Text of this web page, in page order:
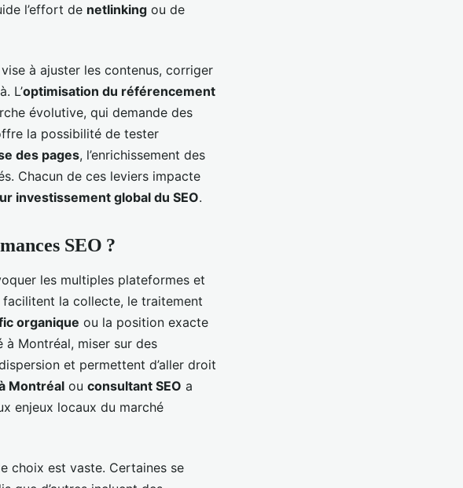
l’effort de netlinking ou de
vise à ajuster les contenus, corriger
L’optimisation du référencement
évolutive, qui demande des
la possibilité de tester
des pages, l’enrichissement des
Chacun de ces leviers impacte
investissement global du SEO.
SEO ?
les multiples plateformes et
facilitent la collecte, le traitement
organique ou la position exacte
à Montréal, miser sur des
et permettent d’aller droit
Montréal ou consultant SEO a
enjeux locaux du marché
choix est vaste. Certaines se